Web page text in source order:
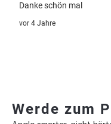
Danke schön mal
vor 4 Jahre
Werde zum